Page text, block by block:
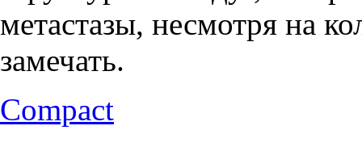
метастазы, несмотря на
замечать.
Compact